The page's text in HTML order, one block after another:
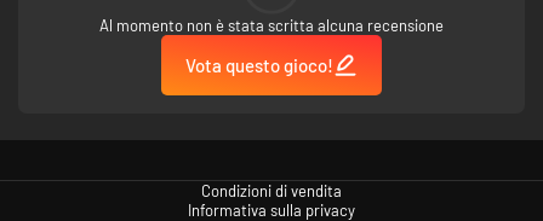
Al momento non è stata scritta alcuna recensione
Vota questo gioco!
Condizioni di vendita
Informativa sulla privacy